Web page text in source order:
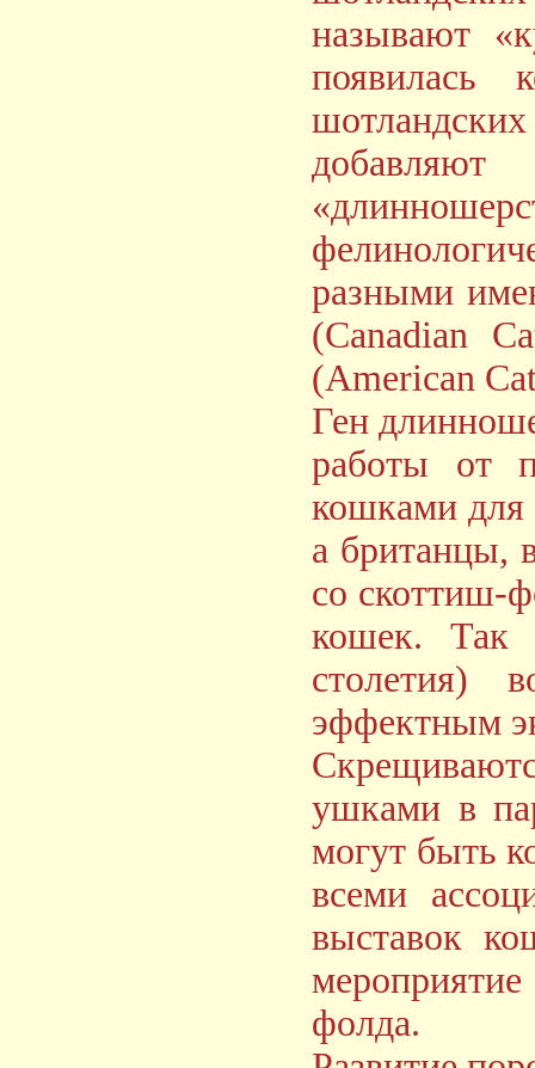
называют
появилась
разными
(Canadian
(American
Ген
работы от
кошками для
а британцы,
со скоттиш-
кошек. Так
столетия)
эффектным
ушками в
могут быть
всеми
выставок
фолда.